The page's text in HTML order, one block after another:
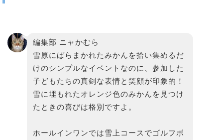
編集部 ニャかむら
雪原にばらまかれたみかんを拾い集めるだ
けのシンプルなイベントなのに、参加した
子どもたちの真剣な表情と笑顔が印象的！
雪に埋もれたオレンジ色のみかんを見つけ
たときの喜びは格別ですよ。
ホールインワンでは雪上コースでゴルフボ